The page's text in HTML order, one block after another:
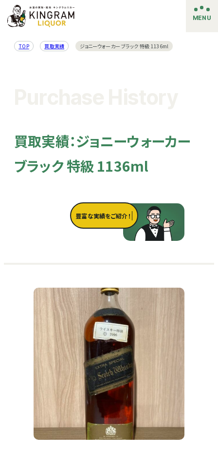
MENU
TOP 買取実績 ジョニーウォーカー ブラック 特級 1136ml
買取実績：ジョニーウォーカー
ブラック 特級 1136ml
豊富な実績をご紹介！